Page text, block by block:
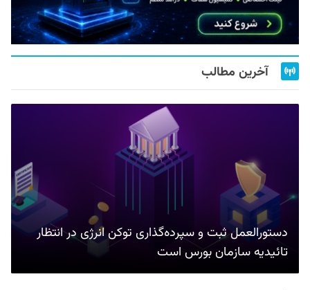
آخرین مطالب
دستورالعمل ثبت و سپرده‌گذاری توکن انرژی در انتظار
تائیدیه سازمان بورس است